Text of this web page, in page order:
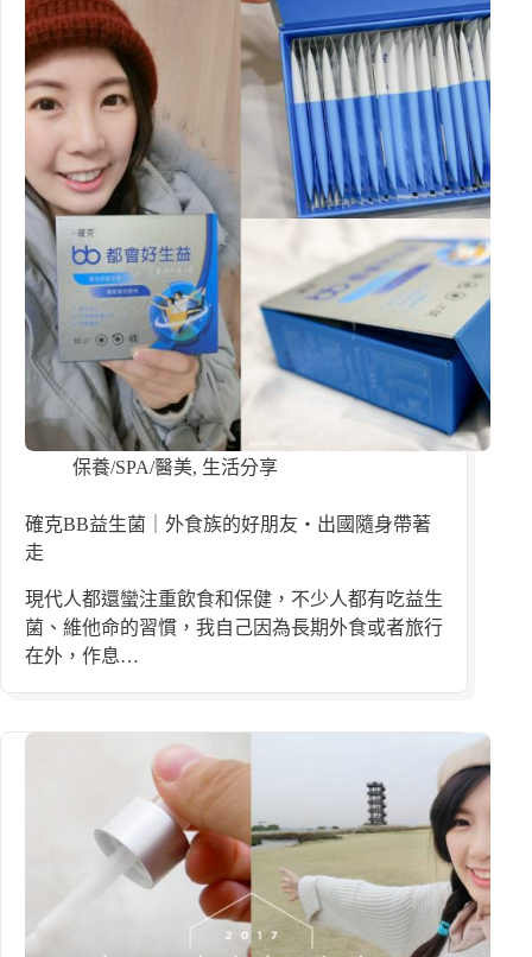
保養/SPA/醫美, 生活分享
確克BB益生菌｜外食族的好朋友・出國隨身帶著
走
現代人都還蠻注重飲食和保健，不少人都有吃益生
菌、維他命的習慣，我自己因為長期外食或者旅行
在外，作息…